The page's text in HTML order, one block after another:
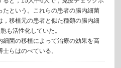
たという。これらの患者の腸内細菌
移植元の患者と似た種類の腸内細
も活性化していた。
菌の移植によって治療の効果を高
らはのべている。